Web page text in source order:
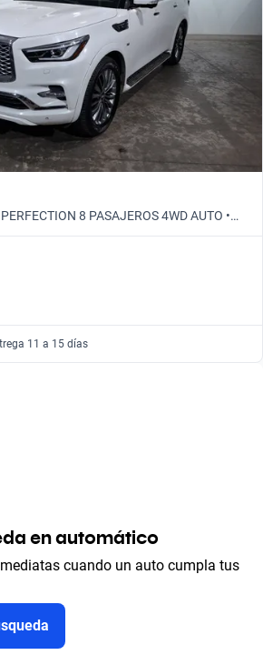
8 PASAJEROS 4WD AUTO •
11 a 15 días
en automático
cuando un auto cumpla tus